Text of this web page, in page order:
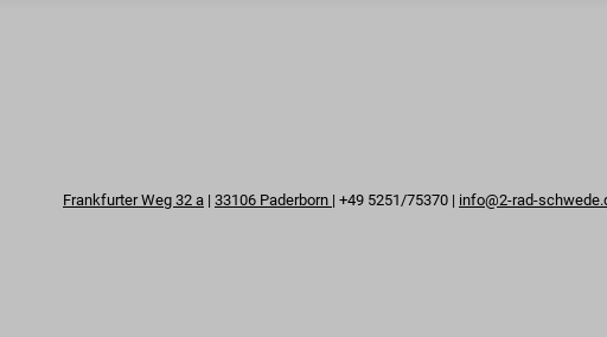
Frankfurter Weg 32 a | 33106 Paderborn | +49 5251/75370 | info@2-rad-